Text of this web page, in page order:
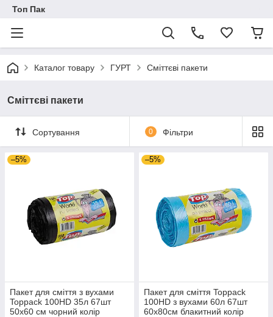
Топ Пак
Каталог товару ГУРТ Сміттєві пакети
Сміттєві пакети
Сортування 0 Фільтри
–5%
Пакет для сміття з вухами
Toppack 100HD 35л 67шт
50х60 см чорний колір
–5%
Пакет для сміття Toppack
100HD з вухами 60л 67шт
60х80см блакитний колір